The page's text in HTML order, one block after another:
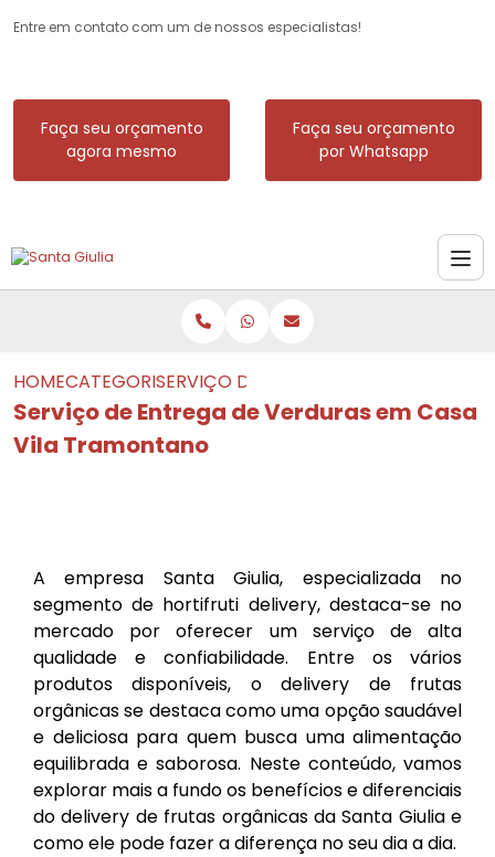
Entre em contato com um de nossos especialistas!
Faça seu orçamento
agora mesmo
Faça seu orçamento
por Whatsapp
HOMECATEGORIASSERVIÇO DE ENTREGA DE VERDURAS
Serviço de Entrega de Verduras em Casa
Vila Tramontano
A empresa Santa Giulia, especializada no
segmento de hortifruti delivery, destaca-se no
mercado por oferecer um serviço de alta
qualidade e confiabilidade. Entre os vários
produtos disponíveis, o delivery de frutas
orgânicas se destaca como uma opção saudável
e deliciosa para quem busca uma alimentação
equilibrada e saborosa. Neste conteúdo, vamos
explorar mais a fundo os benefícios e diferenciais
do delivery de frutas orgânicas da Santa Giulia e
como ele pode fazer a diferença no seu dia a dia.